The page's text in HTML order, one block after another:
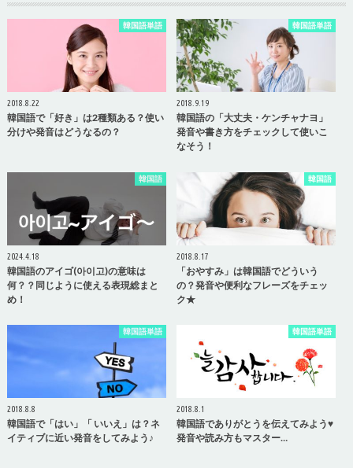
韓国語単語
2018.8.22
韓国語で「好き」は2種類ある？使い
分けや発音はどうなるの？
韓国語単語
2018.9.19
韓国語の「大丈夫・ケンチャナヨ」
発音や書き方をチェックして使いこ
なそう！
韓国語
2024.4.18
韓国語のアイゴ(아이고)の意味は
何？？同じように使える表現総まと
め！
韓国語
2018.8.17
「おやすみ」は韓国語でどういう
の？発音や便利なフレーズをチェッ
ク★
韓国語単語
2018.8.8
韓国語で「はい」「 いいえ」は？ネ
イティブに近い発音をしてみよう♪
韓国語単語
2018.8.1
韓国語でありがとうを伝えてみよう♥
発音や読み方もマスター…